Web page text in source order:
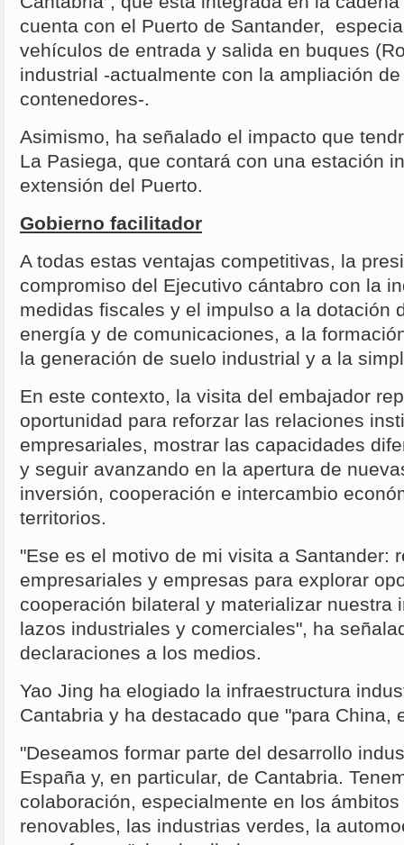
cuenta con el Puerto de Santander,
vehículos de entrada y salida en buques
industrial -actualmente con la ampliación
contenedores-.
Asimismo, ha señalado el impacto que
La Pasiega, que contará con una estación
extensión del Puerto.
Gobierno facilitador
A todas estas ventajas competitivas, la
compromiso del Ejecutivo cántabro con la
medidas fiscales y el impulso a la dotación
energía y de comunicaciones, a la
la generación de suelo industrial y a la
En este contexto, la visita del embajador
oportunidad para reforzar las relaciones
empresariales, mostrar las capacidades
y seguir avanzando en la apertura de
inversión, cooperación e intercambio
territorios.
"Ese es el motivo de mi visita a Santander:
empresariales y empresas para explorar
cooperación bilateral y materializar nuestra
lazos industriales y comerciales", ha
declaraciones a los medios.
Yao Jing ha elogiado la infraestructura
Cantabria y ha destacado que "para
"Deseamos formar parte del desarrollo
España y, en particular, de Cantabria.
colaboración, especialmente en los
renovables, las industrias verdes, la